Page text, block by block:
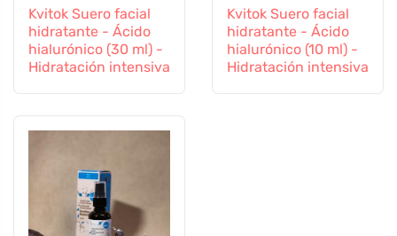
Kvitok Suero facial
hidratante - Ácido
hialurónico (30 ml) -
Hidratación intensiva
Kvitok Suero facial
hidratante - Ácido
hialurónico (10 ml) -
Hidratación intensiva